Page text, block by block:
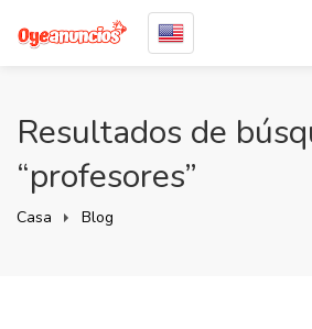
Resultados de
“profesores”
Casa Blog